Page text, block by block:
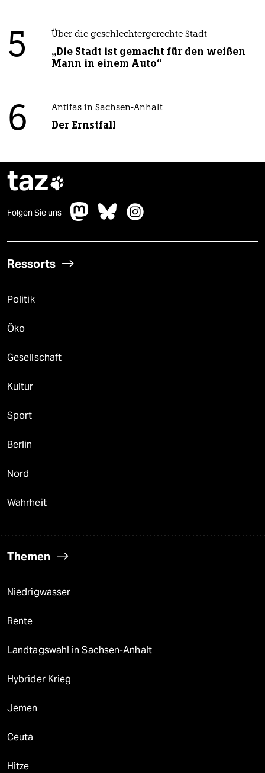
5 Über die geschlechtergerechte Stadt
„Die Stadt ist gemacht für den weißen
Mann in einem Auto“
6 Antifas in Sachsen-Anhalt
Der Ernstfall
taz
Folgen Sie uns
Ressorts
Politik
Öko
Gesellschaft
Kultur
Sport
Berlin
Nord
Wahrheit
Themen
Niedrigwasser
Rente
Landtagswahl in Sachsen-Anhalt
Hybrider Krieg
Jemen
Ceuta
Hitze